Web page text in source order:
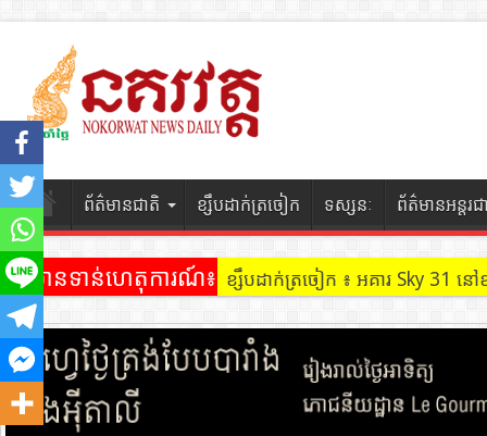
ព័ត៌មានជាតិ ខ្សឹបដាក់ត្រចៀក ទស្សនៈ ព័ត៌មានអន្តរជ
ព័ត៌មានទាន់ហេតុការណ៍៖ ខ្សឹបដាក់ត្រចៀក ៖ អគារ Sky 31